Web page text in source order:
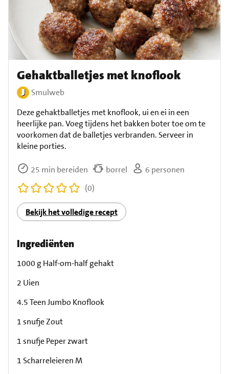
Gehaktballetjes met knoflook
Smulweb
Deze gehaktballetjes met knoflook, ui en ei in een
heerlijke pan. Voeg tijdens het bakken boter toe om te
voorkomen dat de balletjes verbranden. Serveer in
kleine porties.
25 min bereiden borrel
6 personen
(0)
Bekijk het volledige recept
Ingrediënten
1000 g Half-om-half gehakt
2 Uien
4.5 Teen Jumbo Knoflook
1 snufje Zout
1 snufje Peper zwart
1 Scharreleieren M